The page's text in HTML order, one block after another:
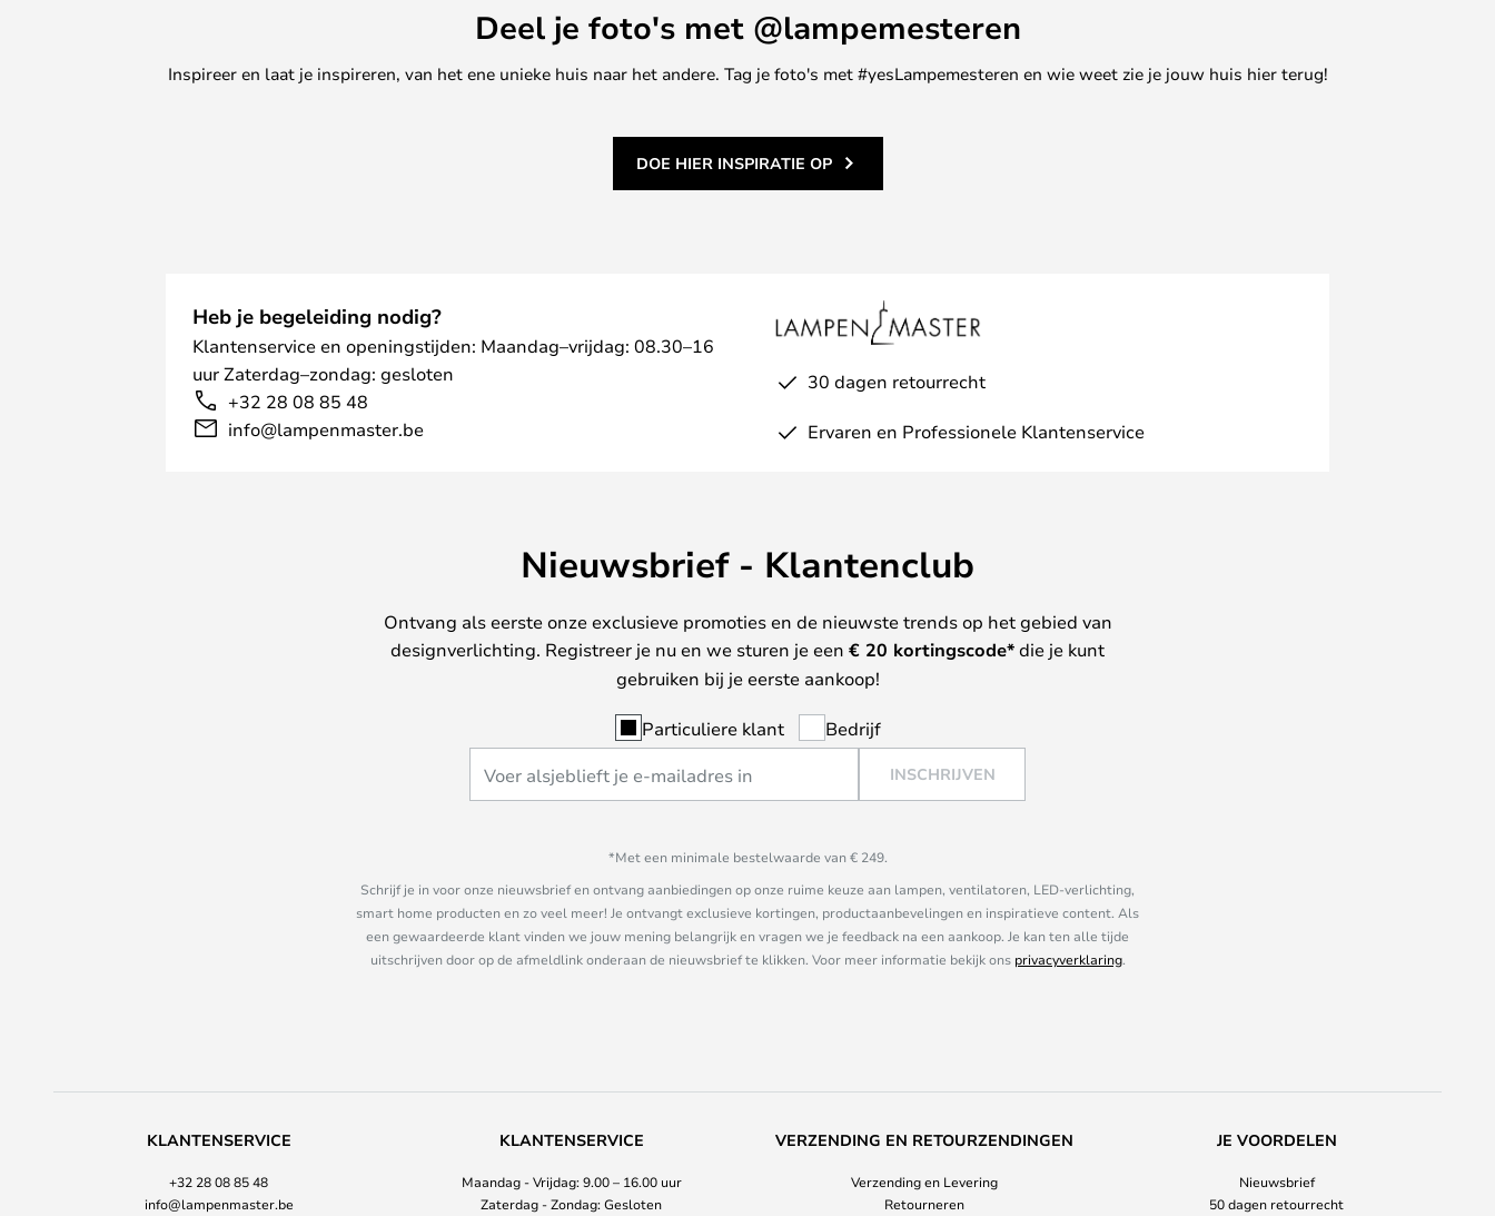
Deel je foto's met @lampemesteren
Inspireer en laat je inspireren, van het ene unieke huis naar het andere. Tag je foto's met #yesLampemesteren en wie weet zie je jouw huis hier terug!
DOE HIER INSPIRATIE OP
Heb je begeleiding nodig?
Klantenservice en openingstijden: Maandag–vrijdag: 08.30–16
uur Zaterdag–zondag: gesloten
+32 28 08 85 48
info@lampenmaster.be
30 dagen retourrecht
Ervaren en Professionele Klantenservice
Nieuwsbrief - Klantenclub
Ontvang als eerste onze exclusieve promoties en de nieuwste trends op het gebied van
designverlichting. Registreer je nu en we sturen je een € 20 kortingscode*die je kunt
gebruiken bij je eerste aankoop!
Particuliere klant Bedrijf
INSCHRIJVEN
*Met een minimale bestelwaarde van € 249.
Schrijf je in voor onze nieuwsbrief en ontvang aanbiedingen op onze ruime keuze aan lampen, ventilatoren, LED-verlichting,
smart home producten en zo veel meer! Je ontvangt exclusieve kortingen, productaanbevelingen en inspiratieve content. Als
een gewaardeerde klant vinden we jouw mening belangrijk en vragen we je feedback na een aankoop. Je kan ten alle tijde
uitschrijven door op de afmeldlink onderaan de nieuwsbrief te klikken. Voor meer informatie bekijk ons privacyverklaring.
KLANTENSERVICE
+32 28 08 85 48
info@lampenmaster.be
KLANTENSERVICE
Maandag - Vrijdag: 9.00 – 16.00 uur
Zaterdag - Zondag: Gesloten
VERZENDING EN RETOURZENDINGEN
Verzending en Levering
Retourneren
JE VOORDELEN
Nieuwsbrief
50 dagen retourrecht